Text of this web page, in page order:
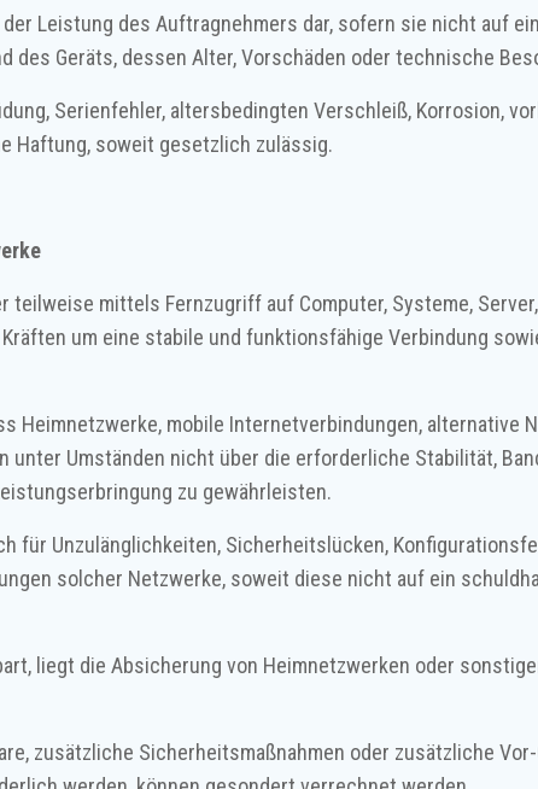
Leistung des Auftragnehmers dar, sofern sie nicht auf
des Geräts, dessen Alter, Vorschäden oder technische
Serienfehler, altersbedingten Verschleiß, Korrosion,
Haftung, soweit gesetzlich zulässig.
mittels Fernzugriff auf Computer, Systeme,
um eine stabile und funktionsfähige Verbindung
Heimnetzwerke, mobile Internetverbindungen,
Umständen nicht über die erforderliche Stabilität,
zu gewährleisten.
für Unzulänglichkeiten, Sicherheitslücken,
solcher Netzwerke, soweit diese nicht auf ein
liegt die Absicherung von Heimnetzwerken oder
zusätzliche Sicherheitsmaßnahmen oder zusätzliche